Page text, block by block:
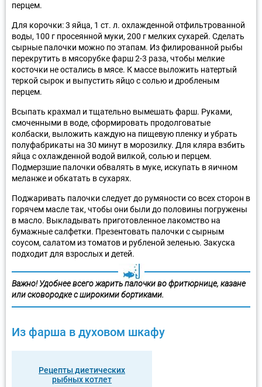
перцем.
Для корочки: 3 яйца, 1 ст. л. охлажденной отфильтрованной
воды, 100 г просеянной муки, 200 г мелких сухарей. Сделать
сырные палочки можно по этапам. Из филированной рыбы
перекрутить в мясорубке фарш 2-3 раза, чтобы мелкие
косточки не остались в мясе. К массе выложить натертый
теркой сырок и выпустить яйцо с солью и дробленым
перцем.
Всыпать крахмал и тщательно вымешать фарш. Руками,
смоченными в воде, сформировать продолговатые
колбаски, выложить каждую на пищевую пленку и убрать
полуфабрикаты на 30 минут в морозилку. Для кляра взбить
яйца с охлажденной водой вилкой, солью и перцем.
Подмерзшие палочки обвалять в муке, искупать в яичном
меланже и обкатать в сухарях.
Поджаривать палочки следует до румяности со всех сторон в
горячем масле так, чтобы они были до половины погружены
в масло. Выкладывать приготовленное лакомство на
бумажные салфетки. Презентовать палочки с сырным
соусом, салатом из томатов и рубленой зеленью. Закуска
подходит для взрослых и детей.
Важно! Удобнее всего жарить палочки во фритюрнице, казане
или сковородке с широкими бортиками.
Из фарша в духовом шкафу
Рецепты диетических
рыбных котлет